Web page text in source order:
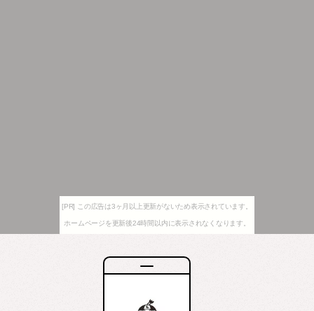
[PR] この広告は3ヶ月以上更新がないため表示されています。
ホームページを更新後24時間以内に表示されなくなります。